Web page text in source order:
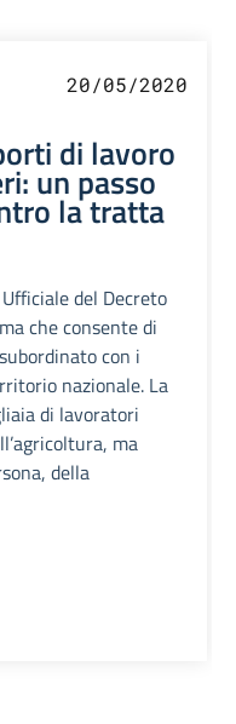
20/05/2020
di lavoro
un passo
la tratta
del Decreto
che consente di
con i
nazionale. La
di lavoratori
ma
della